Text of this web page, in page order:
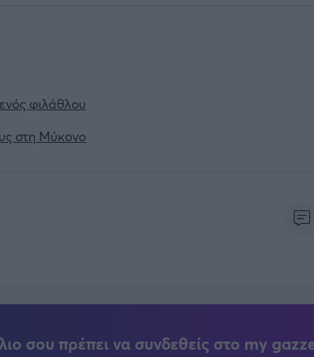
φιλάθλου
στη Μύκονο
σου πρέπει να συνδεθείς στο my